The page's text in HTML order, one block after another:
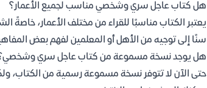
هل كتاب عاجل سري وشخصي مناسب لجميع الأعمار؟
يعتبر الكتاب مناسبًا للقراء من مختلف الأعمار، خاصةً
سنًا إلى توجيه من الأهل أو المعلمين لفهم بعض
هل يوجد نسخة مسموعة من كتاب عاجل سري
حتى الآن لا تتوفر نسخة مسموعة رسمية من الكتاب،